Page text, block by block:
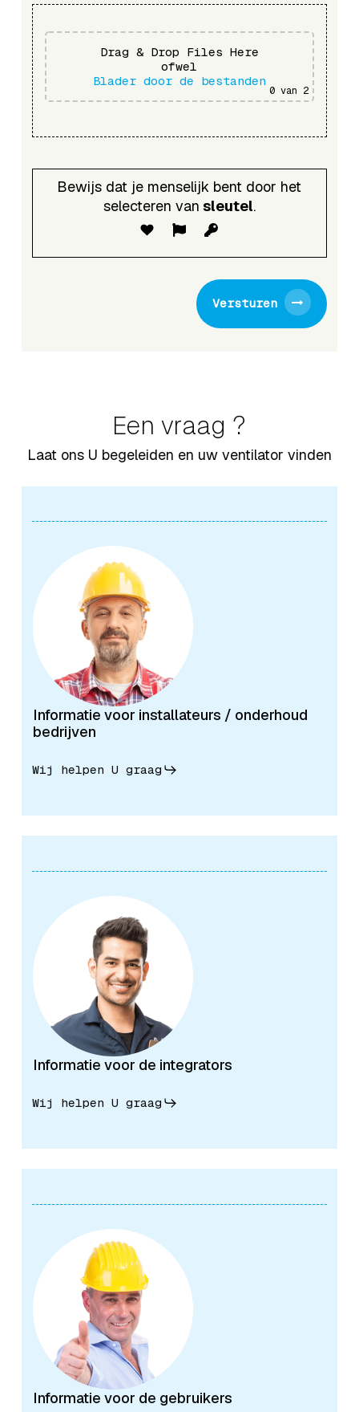
Drag & Drop Files Here
ofwel
Blader door de bestanden
0van 2
Bewijs dat je menselijk bent door het
selecteren van sleutel.
Versturen
Een vraag ?
Laat ons U begeleiden en uw ventilator vinden
Informatie voor installateurs / onderhoud
bedrijven
Wij helpen U graag
Informatie voor de integrators
Wij helpen U graag
Informatie voor de gebruikers